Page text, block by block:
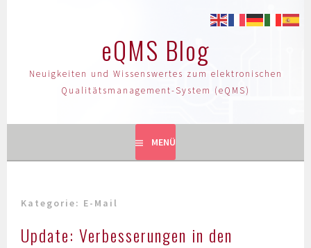
eQMS Blog
Neuigkeiten und Wissenswertes zum elektronischen
Qualitätsmanagement-System (eQMS)
MENÜ
Kategorie: E-Mail
Update: Verbesserungen in den